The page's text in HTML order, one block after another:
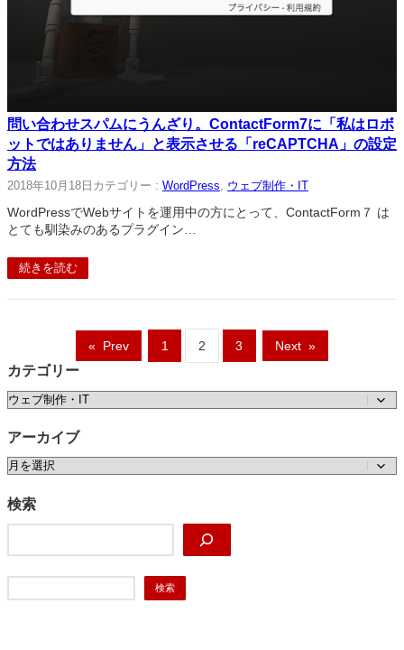
問い合わせスパムにうんざり。ContactForm7に「私はロボ
ットではありません」と表示させる「reCAPTCHA」の設定
方法
2018年10月18日 カテゴリー : WordPress, ウェブ制作・IT
WordPressでWebサイトを運用中の方にとって、ContactForm７ は
とても馴染みのあるプラグイン…
続きを読む
« Prev 1 2 3 Next »
カテゴリー
カテゴリー
アーカイブ
ア
カ
イ
検索
索
検索